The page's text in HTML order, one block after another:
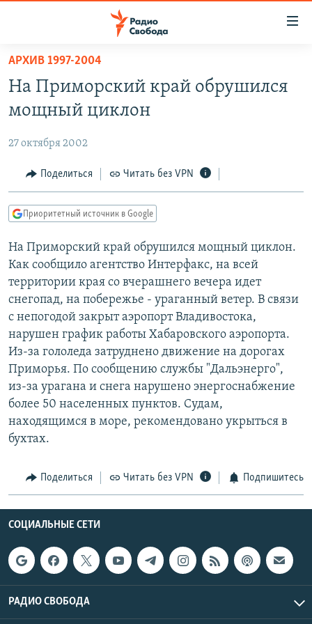
упрощенного
доступа
основному
Вернутся
главной
навигации
Вернутся
поиску
ПОДКАСТЫ
ЦИТАТЫ СВОБОДЫ
МНЕНИЯ
IDEL.РЕАЛИИ
КАВКАЗ.РЕАЛИИ
СЕВЕР.РЕАЛИИ
СИБИРЬ.РЕАЛИИ
РАСПИСАНИЕ ВЕЩАНИЯ
ПОДПИШИТЕСЬ НА РАССЫЛКУ
СОЦИАЛЬНЫЕ СЕТИ
Все сайты РСЕ/РС
АРХИВ 1997-2004
На Приморский край обрушился
мощный циклон
27 октября 2002
Поделиться Читать без VPN
Приоритетный источник в Google
На Приморский край обрушился мощный циклон.
Как сообщило агентство Интерфакс, на всей
территории края со вчерашнего вечера идет
снегопад, на побережье - ураганный ветер. В связи
с непогодой закрыт аэропорт Владивостока,
нарушен график работы Хабаровского аэропорта.
Из-за гололеда затруднено движение на дорогах
Приморья. По сообщению службы "Дальэнерго",
из-за урагана и снега нарушено энергоснабжение
более 50 населенных пунктов. Судам,
находящимся в море, рекомендовано укрыться в
бухтах.
Поделиться Читать без VPN Подпишитесь
СОЦИАЛЬНЫЕ СЕТИ
РАДИО СВОБОДА